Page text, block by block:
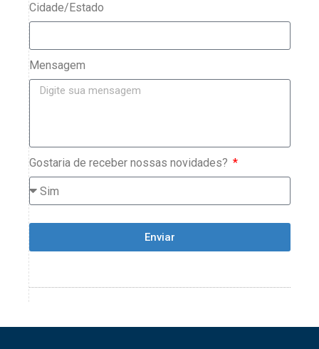
Cidade/Estado
Mensagem
Gostaria de receber nossas novidades?
Enviar